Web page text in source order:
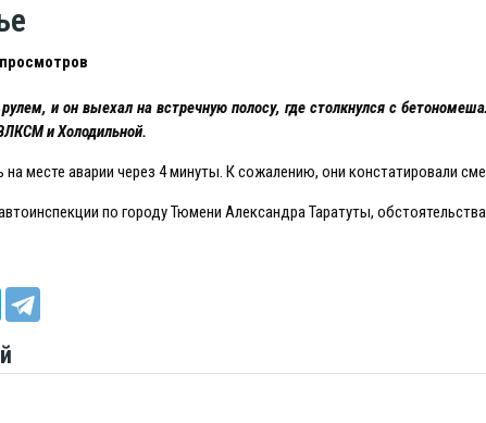
и он выехал на встречную полосу, где столкнулся с
и Холодильной.
месте аварии через 4 минуты. К сожалению, они констатировали
по городу Тюмени Александра Таратуты,